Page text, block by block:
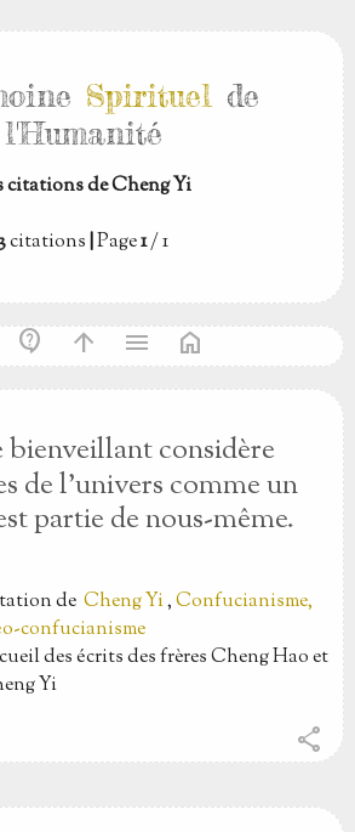
Spirituel de
l'Humanité
citations de Cheng Yi
citations|Page1/ 1
contact_support arrow_upward menu home
bienveillant considère
de l’univers comme un
partie de nous-même.
de Cheng Yi,Confucianisme,
confucianisme
des écrits des frères Cheng Hao et
Yi
share